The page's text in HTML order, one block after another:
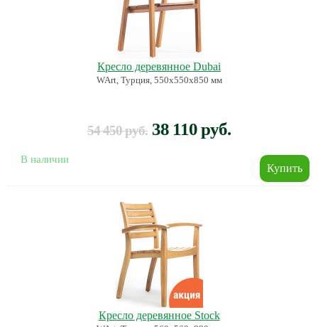
Кресло деревянное Dubai
WArt, Турция, 550х550х850 мм
54 450 руб. 38 110 руб.
В наличии
Кресло деревянное Stock